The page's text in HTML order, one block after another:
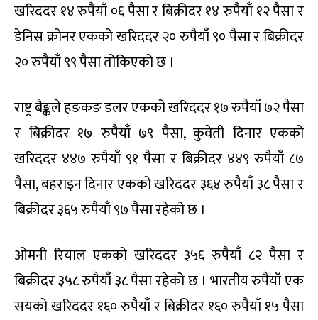
खरिददर १४ रुपैयाँ ०६ पैसा र बिक्रीदर १४ रुपैयाँ १२ पैसा र
डेनिस क्रोनर एकको खरिददर २० रुपैयाँ ९० पैसा र बिक्रीदर
२० रुपैयाँ ९९ पैसा तोकिएको छ ।
राष्ट्र बैङ्कले हङकङ डलर एकको खरिददर १७ रुपैयाँ ७२ पैसा
र बिक्रीदर १७ रुपैयाँ ७९ पैसा, कुवेती दिनार एकको
खरिददर ४४७ रुपैयाँ ९१ पैसा र बिक्रीदर ४४९ रुपैयाँ ८७
पैसा, बहराइन दिनार एकको खरिददर ३६४ रुपैयाँ ३८ पैसा र
बिक्रीदर ३६५ रुपैयाँ ९७ पैसा रहेको छ ।
ओमनी रियाल एकको खरिददर ३५६ रुपैयाँ ८२ पैसा र
बिक्रीदर ३५८ रुपैयाँ ३८ पैसा रहेको छ । भारतीय रुपैयाँ एक
सयको खरिददर १६० रुपैयाँ र बिक्रीदर १६० रुपैयाँ १५ पैसा